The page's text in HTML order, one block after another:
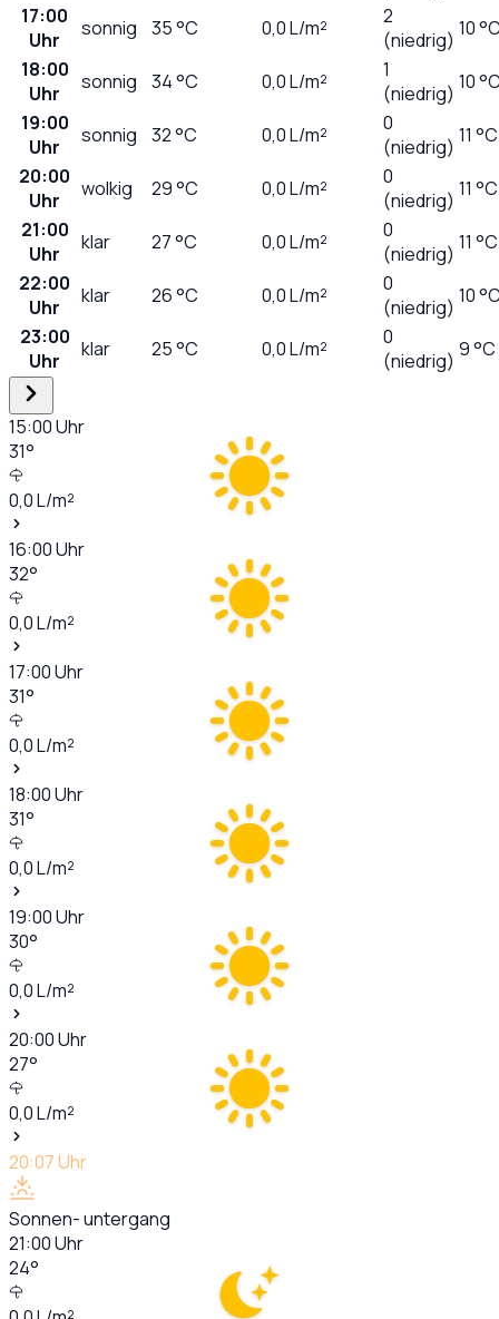
17:00
Uhr
sonnig 35°C 0,0L/m²
2
(niedrig) 10
18:00
Uhr
sonnig 34°C 0,0L/m²
1
(niedrig) 10
19:00
Uhr
sonnig 32°C 0,0L/m²
0
(niedrig) 11 °C
20:00
Uhr
wolkig 29°C 0,0L/m²
0
(niedrig) 11 °C
21:00
Uhr
klar 27°C 0,0L/m²
0
(niedrig) 11 °C
22:00
Uhr
klar 26°C 0,0L/m²
0
(niedrig) 10
23:00
Uhr
klar 25°C 0,0L/m²
0
(niedrig) 9 °C
15:00Uhr
31°
0,0L/m²
16:00Uhr
32°
0,0L/m²
17:00Uhr
31°
0,0L/m²
18:00Uhr
31°
0,0L/m²
19:00Uhr
30°
0,0L/m²
20:00Uhr
27°
0,0L/m²
20:07Uhr
Sonnen- untergang
21:00Uhr
24°